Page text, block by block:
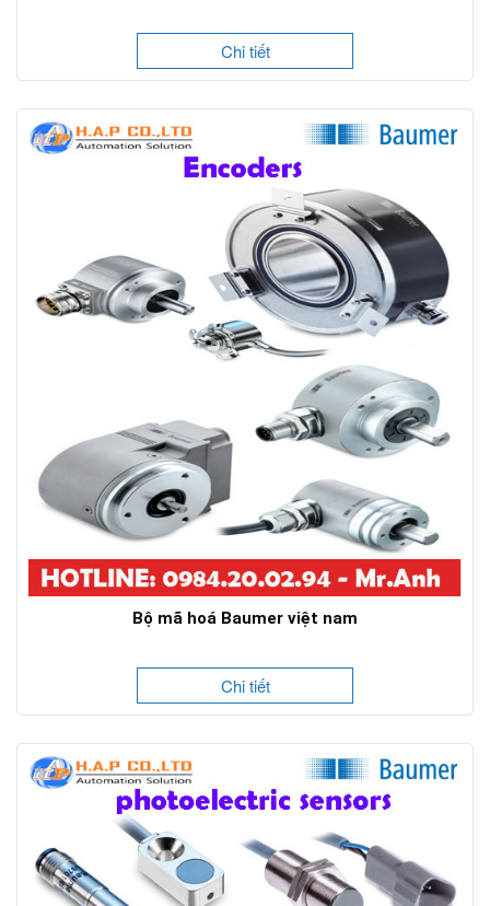
Chi tiết
Bộ mã hoá Baumer việt nam
Chi tiết